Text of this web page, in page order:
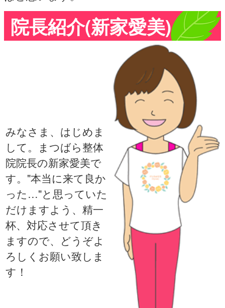
院長紹介(新家愛美)
みなさま、はじめま
して。まつばら整体
院院長の新家愛美で
す。"本当に来て良か
った…"と思っていた
だけますよう、精一
杯、対応させて頂き
ますので、どうぞよ
ろしくお願い致しま
す！